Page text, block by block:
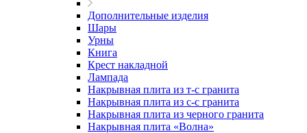
Дополнительные изделия
Шары
Урны
Книга
Крест накладной
Лампада
Накрывная плита из т-с гранита
Накрывная плита из с-с гранита
Накрывная плита из черного гранита
Накрывная плита «Волна»